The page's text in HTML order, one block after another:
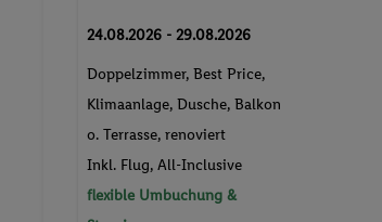
24.08.2026 - 29.08.2026
Doppelzimmer, Best Price,
Klimaanlage, Dusche, Balkon
o. Terrasse, renoviert
Inkl. Flug, All-Inclusive
flexible Umbuchung &